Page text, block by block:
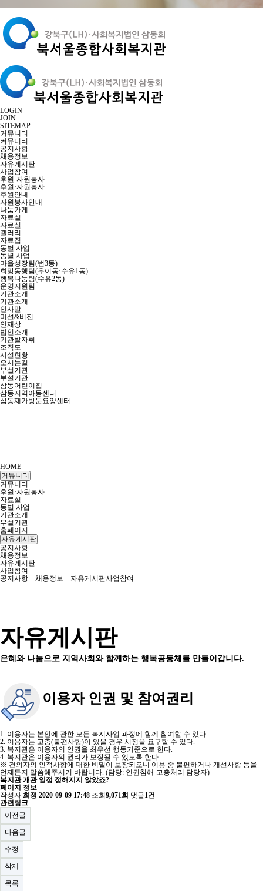
LOGIN
JOIN
SITEMAP
커뮤니티
커뮤니티
공지사항
채용정보
자유게시판
사업참여
후원·자원봉사
후원·자원봉사
후원안내
자원봉사안내
나눔가게
자료실
자료실
갤러리
자료집
동별 사업
동별 사업
마을성장팀(번3동)
희망동행팀(우이동·수유1동)
행복나눔팀(수유2동)
운영지원팀
기관소개
기관소개
인사말
미션&비전
인재상
법인소개
기관발자취
조직도
시설현황
오시는길
부설기관
부설기관
삼동어린이집
삼동지역아동센터
삼동재가방문요양센터
HOME
커뮤니티
커뮤니티
후원·자원봉사
자료실
동별 사업
기관소개
부설기관
홈페이지
자유게시판
공지사항
채용정보
자유게시판
사업참여
공지사항
채용정보 자유게시판사업참여
자유게시판
은혜와 나눔으로 지역사회와 함께하는 행복공동체를 만들어갑니다.
이용자 인권 및 참여권리
1. 이용자는 본인에 관한 모든 복지사업 과정에 함께 참여할 수 있다.
2. 이용자는 고충(불편사항)이 있을 경우 시정을 요구할 수 있다.
3. 복지관은 이용자의 인권을 최우선 행동기준으로 한다.
4. 복지관은 이용자의 권리가 보장될 수 있도록 한다.
※ 건의자의 인적사항에 대한 비밀이 보장되오니 이용 중 불편하거나 개선사항 등을
언제든지 말씀해주시기 바랍니다. (담당: 인권침해·고충처리 담당자)
복지관 개관 일정 정해지지 않았죠?
페이지 정보
작성자 희정 2020-09-09 17:48 조회 9,071회 댓글1건
관련링크
이전글
다음글
수정
삭제
목록